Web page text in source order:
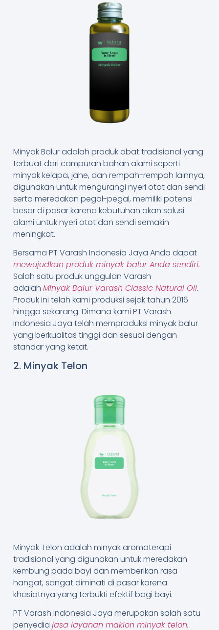
Minyak Balur adalah produk obat tradisional yang
terbuat dari campuran bahan alami seperti
minyak kelapa, jahe, dan rempah-rempah lainnya,
digunakan untuk mengurangi nyeri otot dan sendi
serta meredakan pegal-pegal, memiliki potensi
besar di pasar karena kebutuhan akan solusi
alami untuk nyeri otot dan sendi semakin
meningkat.
Bersama PT Varash Indonesia Jaya Anda dapat
mewujudkan produk minyak balur Anda sendiri.
Salah satu produk unggulan Varash
adalah Minyak Balur Varash Classic Natural Oil.
Produk ini telah kami produksi sejak tahun 2016
hingga sekarang. Dimana kami PT Varash
Indonesia Jaya telah memproduksi minyak balur
yang berkualitas tinggi dan sesuai dengan
standar yang ketat.
2. Minyak Telon
Minyak Telon adalah minyak aromaterapi
tradisional yang digunakan untuk meredakan
kembung pada bayi dan memberikan rasa
hangat, sangat diminati di pasar karena
khasiatnya yang terbukti efektif bagi bayi.
PT Varash Indonesia Jaya merupakan salah satu
penyedia jasa layanan maklon minyak telon.